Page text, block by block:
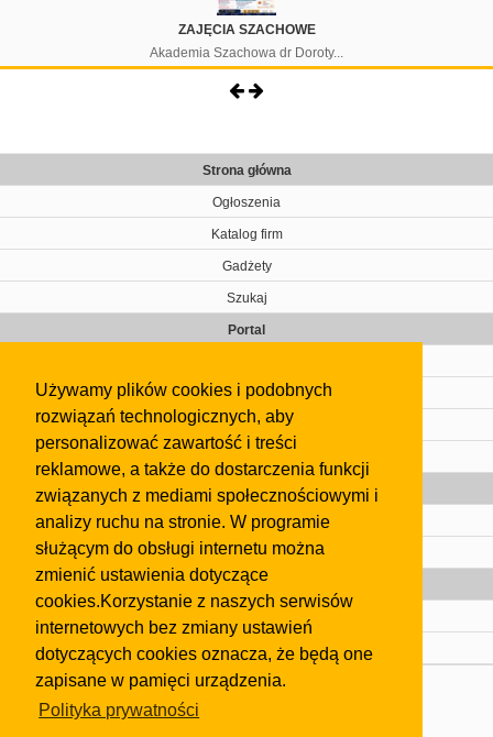
Używamy plików cookies i podobnych
rozwiązań technologicznych, aby
personalizować zawartość i treści
reklamowe, a także do dostarczenia funkcji
związanych z mediami społecznościowymi i
analizy ruchu na stronie. W programie
służącym do obsługi internetu można
zmienić ustawienia dotyczące
cookies.Korzystanie z naszych serwisów
internetowych bez zmiany ustawień
dotyczących cookies oznacza, że będą one
zapisane w pamięci urządzenia.
Polityka prywatności
ZAJĘCIA SZACHOWE
Akademia Szachowa dr Doroty...
Strona główna
Ogłoszenia
Katalog firm
Gadżety
Szukaj
Portal
Kontakt
Regulamin
Gazeta
Olkusz
Kontakt
Strefa dla biznesu
Biura nieruchomości
Dealerzy i autokomisy
Skontaktuj się z nami